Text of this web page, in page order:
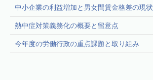
中小企業の利益増加と男女間賃金格差の現状
熱中症対策義務化の概要と留意点
今年度の労働行政の重点課題と取り組み